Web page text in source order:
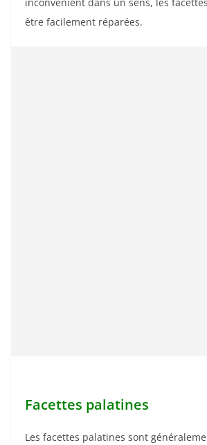
être facilement réparées.
Facettes palatines
Les facettes palatines sont